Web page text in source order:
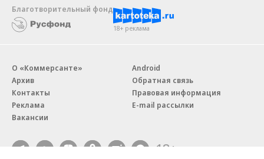
Благотворительный фонд
18+ реклама
О «Коммерсанте»
Архив
Контакты
Реклама
Вакансии
Android
Обратная связь
Правовая информация
E-mail рассылки
18+